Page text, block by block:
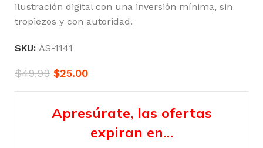
ilustración digital con una inversión mínima, sin
tropiezos y con autoridad.
SKU: AS-1141
$49.99 $25.00
Apresúrate, las ofertas
expiran en…